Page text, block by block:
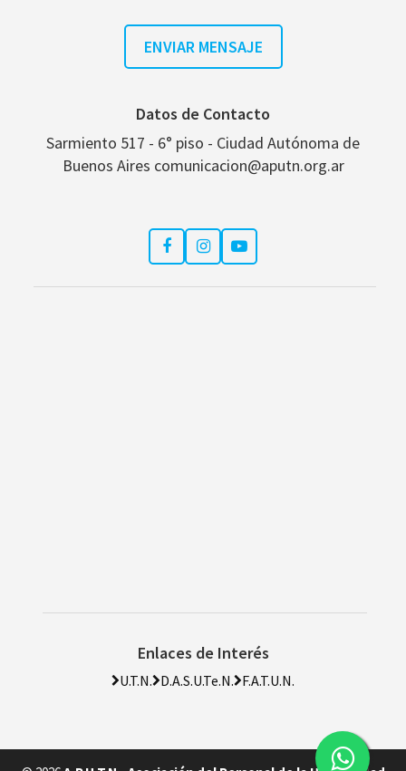
Datos de Contacto
Sarmiento 517 - 6° piso - Ciudad Autónoma de
Buenos Aires comunicacion@aputn.org.ar
Enlaces de Interés
U.T.N. D.A.S.U.Te.N. F.A.T.U.N.